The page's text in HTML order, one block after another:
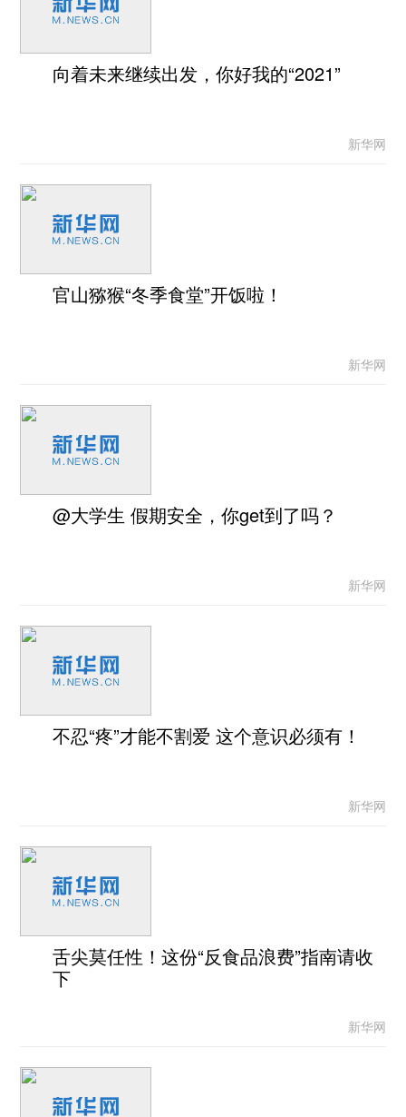
向着未来继续出发，你好我的“2021”
新华网
官山猕猴“冬季食堂”开饭啦！
新华网
@大学生 假期安全，你get到了吗？
新华网
不忍“疼”才能不割爱 这个意识必须有！
新华网
舌尖莫任性！这份“反食品浪费”指南请收
下
新华网